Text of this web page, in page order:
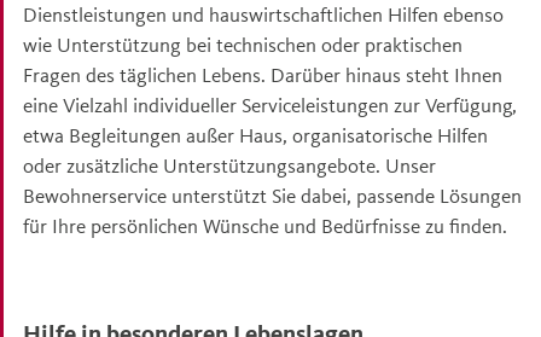
Dienstleistungen und hauswirtschaftlichen Hilfen ebenso
wie Unterstützung bei technischen oder praktischen
Fragen des täglichen Lebens. Darüber hinaus steht Ihnen
eine Vielzahl individueller Serviceleistungen zur Verfügung,
etwa Begleitungen außer Haus, organisatorische Hilfen
oder zusätzliche Unterstützungsangebote. Unser
Bewohnerservice unterstützt Sie dabei, passende Lösungen
für Ihre persönlichen Wünsche und Bedürfnisse zu finden.